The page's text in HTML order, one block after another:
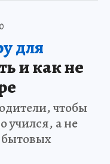
для
и как не
чтобы
учился, а не